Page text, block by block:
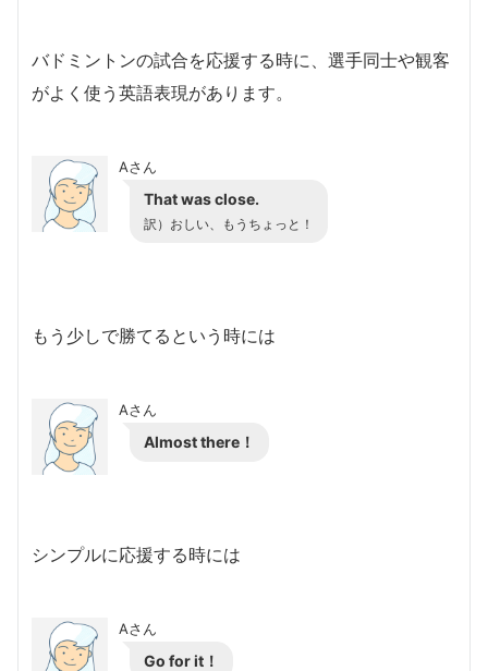
バドミントンの試合を応援する時に、選手同士や観客
がよく使う英語表現があります。
Aさん
That was close.
訳）おしい、もうちょっと！
もう少しで勝てるという時には
Aさん
Almost there！
シンプルに応援する時には
Aさん
Go for it！